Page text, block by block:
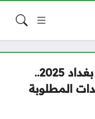
تعيينات عقود محافظة بغداد 2025..
المطلوبة